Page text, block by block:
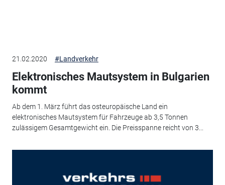
21.02.2020 #Landverkehr
Elektronisches Mautsystem in Bulgarien
kommt
Ab dem 1. März führt das osteuropäische Land ein
elektronisches Mautsystem für Fahrzeuge ab 3,5 Tonnen
zulässigem Gesamtgewicht ein. Die Preisspanne reicht von 3...